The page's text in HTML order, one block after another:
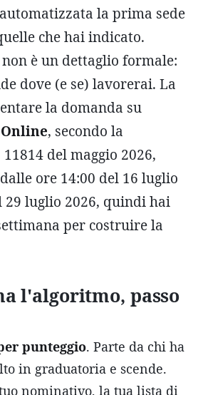
la prima sede
che hai indicato.
è un dettaglio formale:
dove (e se) lavorerai. La
la domanda su
Online, secondo la
del maggio 2026,
ore 14:00 del 16 luglio
29 luglio 2026, quindi hai
per costruire la
l'algoritmo, passo
punteggio. Parte da chi ha
in graduatoria e scende.
nominativo, la tua lista di